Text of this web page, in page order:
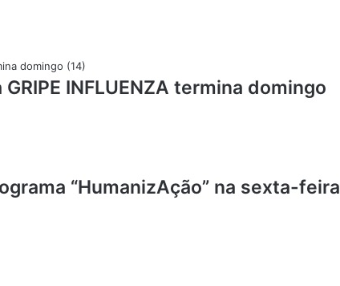
INFLUENZA termina domingo
“HumanizAção” na sexta-feira